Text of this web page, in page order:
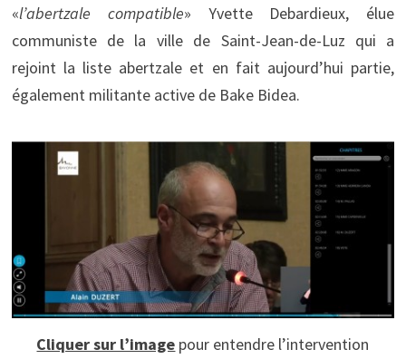
«l’abertzale compatible» Yvette Debardieux, élue
communiste de la ville de Saint-Jean-de-Luz qui a
rejoint la liste abertzale et en fait aujourd’hui partie,
également militante active de Bake Bidea.
Cliquer sur l’image pour entendre l’intervention